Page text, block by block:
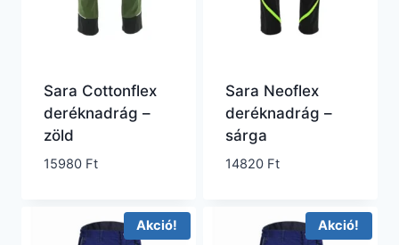
Sara Cottonflex
deréknadrág –
zöld
15980 Ft
Sara Neoflex
deréknadrág –
sárga
14820 Ft
Akció! Akció!